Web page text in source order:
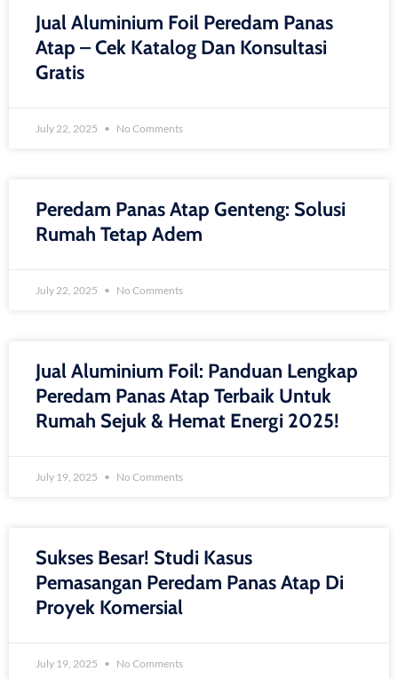
Jual Aluminium Foil Peredam Panas
Atap – Cek Katalog Dan Konsultasi
Gratis
July 22, 2025 No Comments
Peredam Panas Atap Genteng: Solusi
Rumah Tetap Adem
July 22, 2025 No Comments
Jual Aluminium Foil: Panduan Lengkap
Peredam Panas Atap Terbaik Untuk
Rumah Sejuk & Hemat Energi 2025!
July 19, 2025 No Comments
Sukses Besar! Studi Kasus
Pemasangan Peredam Panas Atap Di
Proyek Komersial
July 19, 2025 No Comments